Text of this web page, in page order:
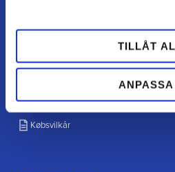
TILLÅT
ANPASSA
FAQ
Returnering / fortryd køb
Reklamation
Købsvilkår